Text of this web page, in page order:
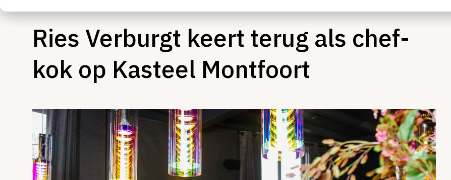
Ries Verburgt keert terug als chef-
kok op Kasteel Montfoort